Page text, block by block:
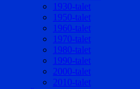
1930-talet
1950-talet
1960-talet
1970-talet
1980-talet
1990-talet
2000-talet
2010-talet